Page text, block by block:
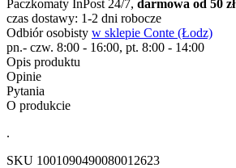
Paczkomaty InPost 24/7, darmowa od 50 zł
czas dostawy: 1-2 dni robocze
Odbiór osobisty w sklepie Conte (Łodz)
pn.- czw. 8:00 - 16:00, pt. 8:00 - 14:00
Opis produktu
Opinie
Pytania
O produkcie
.
SKU 1001090490080012623